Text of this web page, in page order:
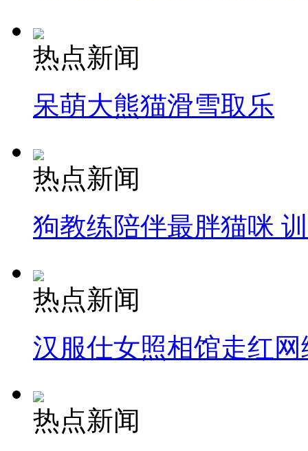
热点新闻
呆萌大熊猫滑雪取乐
热点新闻
狗教练陪伴最胖猫咪
热点新闻
汉服仕女照相馆走红网
热点新闻